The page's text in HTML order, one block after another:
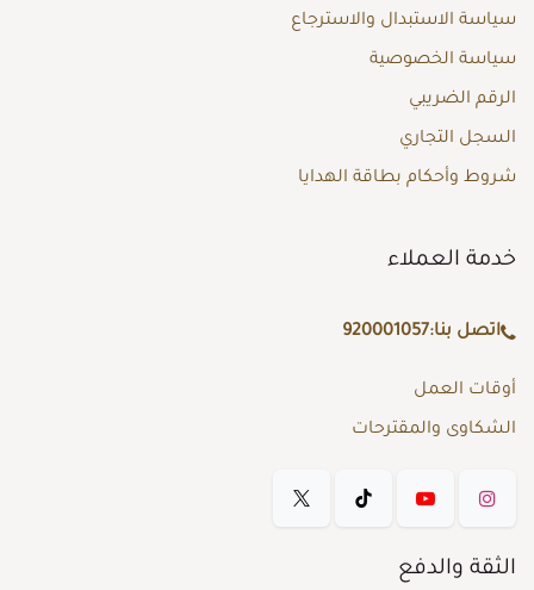
سياسة الاستبدال والاسترجاع
سياسة الخصوصية
الرقم الضريبي
السجل التجاري
شروط وأحكام بطاقة الهدايا
خدمة العملاء
اتصل بنا:920001057
أوقات العمل
الشكاوى والمقترحات
الثقة والدفع